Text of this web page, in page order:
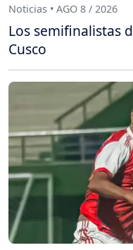
Noticias • AGO 8 / 2026
Los semifinalistas
Cusco